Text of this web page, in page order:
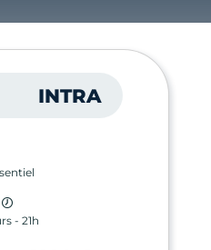
INTRA
- 21h